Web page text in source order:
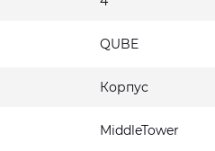
QUBE
Корпус
MiddleTower